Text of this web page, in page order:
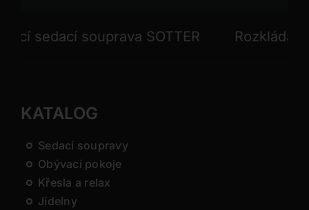
sedací souprava SOTTER Rozkládací
KATALOG
Sedací soupravy
Obývací pokoje
Křesla a relax
Jídelny